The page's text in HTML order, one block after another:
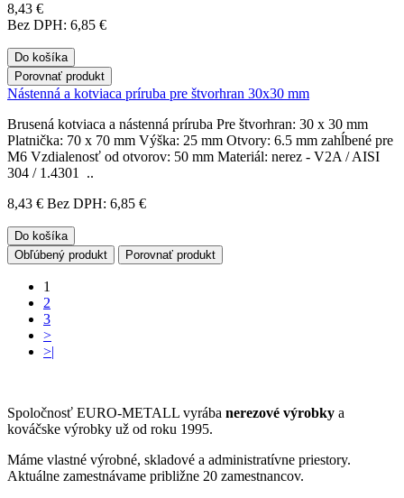
8,43 €
Bez DPH: 6,85 €
Do košíka
Porovnať produkt
Nástenná a kotviaca príruba pre štvorhran 30x30 mm
Brusená kotviaca a nástenná príruba Pre štvorhran: 30 x 30 mm
Platnička: 70 x 70 mm Výška: 25 mm Otvory: 6.5 mm zahĺbené pre
M6 Vzdialenosť od otvorov: 50 mm Materiál: nerez - V2A / AISI
304 / 1.4301 ..
8,43 € Bez DPH: 6,85 €
Do košíka
Obľúbený produkt
Porovnať produkt
1
2
3
>
>|
Spoločnosť EURO-METALL vyrába nerezové výrobky a
kováčske výrobky už od roku 1995.
Máme vlastné výrobné, skladové a administratívne priestory.
Aktuálne zamestnávame približne 20 zamestnancov.